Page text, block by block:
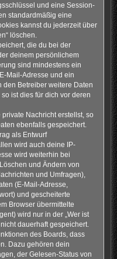
und eine Session-
standardmäßig eine
kannst du jederzeit über
löschen.
die du bei der
deinem persönlichem
sind mindestens ein
Mail-Adresse und ein
den Betreiber weitere Daten
ist dies für dich vor deren
Nachricht erstellst, so
ebenfalls gespeichert.
als Entwurf
wird auch deine IP-
wird weiterhin bei
und Ändern von
und Umfragen),
(E-Mail-Adresse,
und gescheiterte
Browser übermittelte
wird nur in der „Wer ist
dauerhaft gespeichert.
des Boards, dass
Dazu gehören dein
der Gelesen-Status von